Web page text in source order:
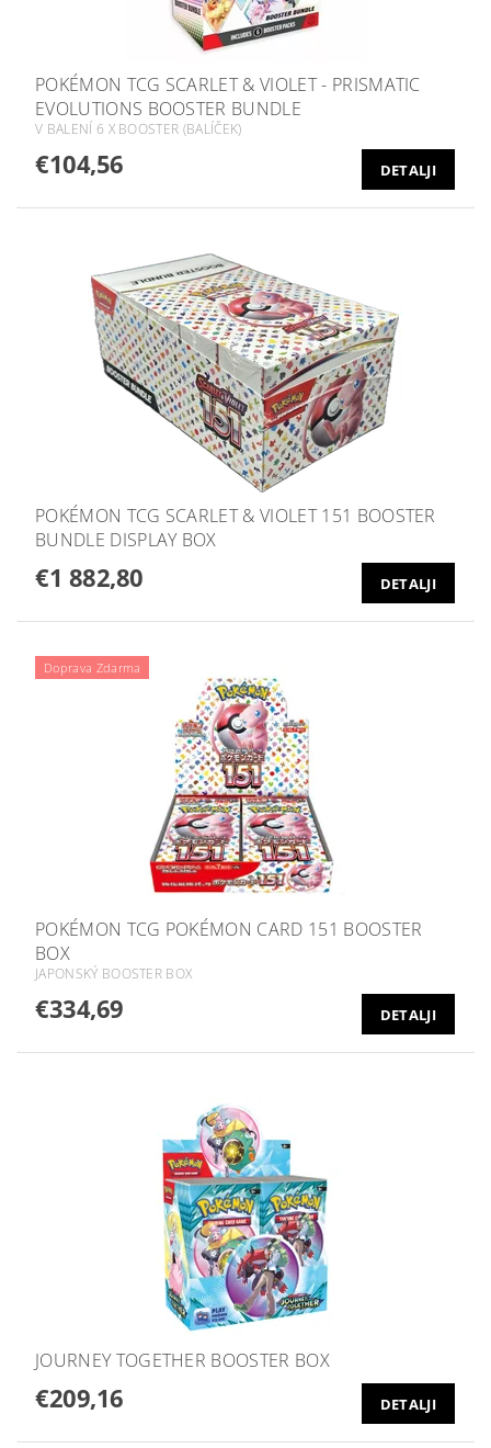
POKÉMON TCG SCARLET & VIOLET - PRISMATIC
EVOLUTIONS BOOSTER BUNDLE
V BALENÍ 6 X BOOSTER (BALÍČEK)
€104,56 DETALJI
POKÉMON TCG SCARLET & VIOLET 151 BOOSTER
BUNDLE DISPLAY BOX
€1 882,80 DETALJI
Doprava Zdarma
POKÉMON TCG POKÉMON CARD 151 BOOSTER
BOX
JAPONSKÝ BOOSTER BOX
€334,69 DETALJI
JOURNEY TOGETHER BOOSTER BOX
€209,16 DETALJI